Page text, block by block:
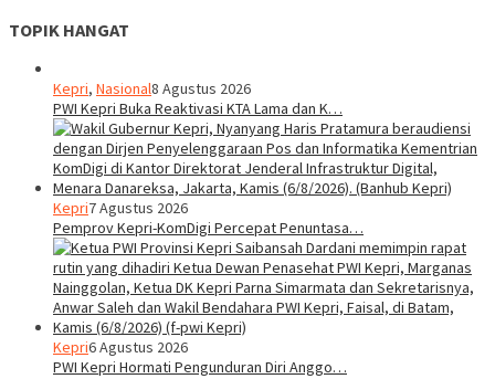
TOPIK HANGAT
Kepri, Nasional8 Agustus 2026
PWI Kepri Buka Reaktivasi KTA Lama dan K…
Kepri7 Agustus 2026
Pemprov Kepri-KomDigi Percepat Penuntasa…
Kepri6 Agustus 2026
PWI Kepri Hormati Pengunduran Diri Anggo…